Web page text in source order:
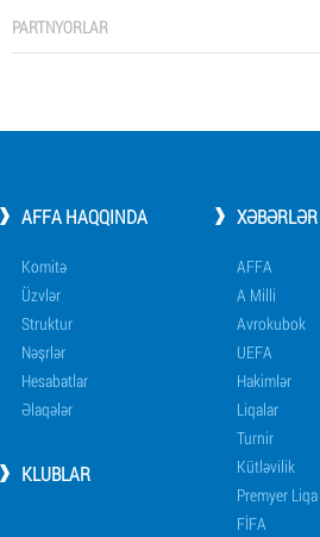
PARTNYORLAR
AFFA HAQQINDA
Komitə
Üzvlər
Struktur
Nəşrlər
Hesabatlar
Əlaqələr
KLUBLAR
XƏBƏRLƏR
AFFA
A Milli
Avrokubok
UEFA
Hakimlər
Liqalar
Turnir
Kütləvilik
Premyer Liqa
FİFA